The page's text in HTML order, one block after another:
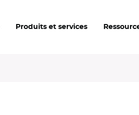
Produits et services